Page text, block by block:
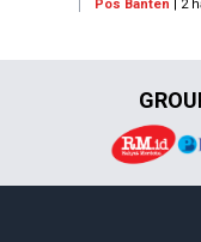
Pos Banten | 2